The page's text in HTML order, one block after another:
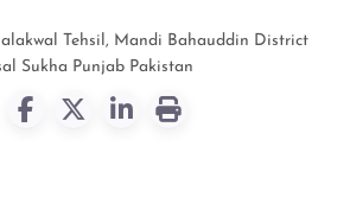
Tehsil, Mandi Bahauddin District
Sukha Punjab Pakistan